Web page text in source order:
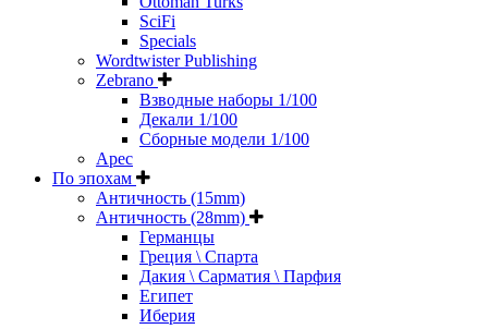
SciFi
Specials
Wordtwister Publishing
Zebrano
Взводные наборы 1/100
Декали 1/100
Сборные модели 1/100
Арес
По эпохам
Античность (15mm)
Античность (28mm)
Германцы
Греция \ Спарта
Дакия \ Сарматия \ Парфия
Египет
Иберия